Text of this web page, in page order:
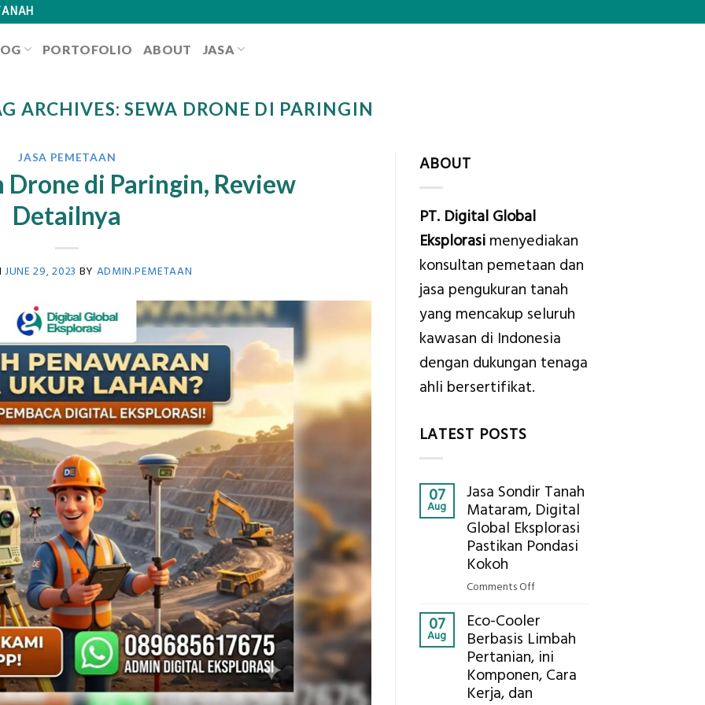
PORTOFOLIO ABOUT JASA
ARCHIVES: SEWA DRONE DI PARINGIN
JASA PEMETAAN
Drone di Paringin, Review
Detailnya
JUNE 29, 2023 BY ADMIN.PEMETAAN
ABOUT
PT. Digital Global
Eksplorasimenyediakan
konsultan pemetaan dan
jasa pengukuran tanah
yang mencakup seluruh
kawasan di Indonesia
dengan dukungan tenaga
ahli bersertifikat.
LATEST POSTS
07
Aug
Jasa Sondir Tanah
Mataram, Digital
Global Eksplorasi
Pastikan Pondasi
Kokoh
Comments Offon
Sondir
Tanah
Mataram,
Digital
07
Aug
Eco-Cooler
Berbasis Limbah
Pertanian, ini
Komponen, Cara
Kerja, dan